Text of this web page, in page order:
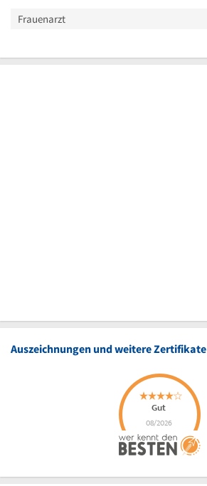
Frauenarzt
Auszeichnungen und weitere Zertifikate